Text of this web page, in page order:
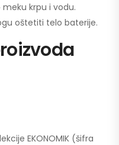
krpu i vodu.
oštetiti telo baterije.
EKONOMIK (šifra